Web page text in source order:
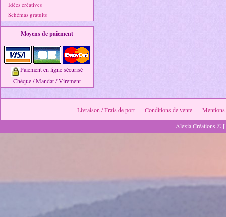
Idées créatives
Schémas gratuits
Moyens de paiement
Paiement en ligne sécurisé
Chèque / Mandat / Virement
Livraison / Frais de port Conditions de vente
Mentions
Alexia Créations ©